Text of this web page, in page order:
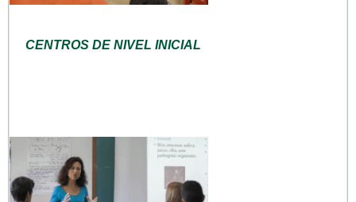
CENTROS DE NIVEL INICIAL